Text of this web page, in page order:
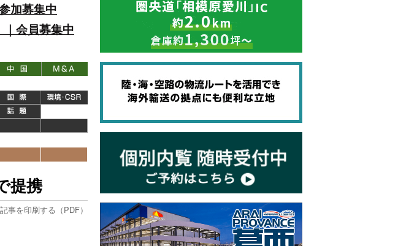
加募集中
会員募集中
提携
事を印刷する（PDF）